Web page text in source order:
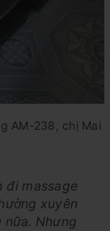
AM-238, chị Mai
đi massage
xuyên
nữa. Nhưng